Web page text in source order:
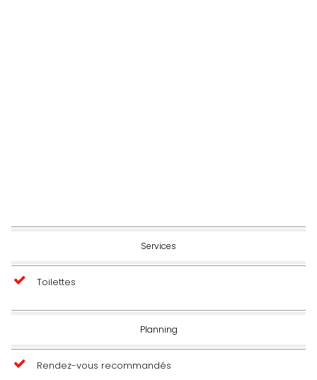
Services
Toilettes
Planning
Rendez-vous recommandés